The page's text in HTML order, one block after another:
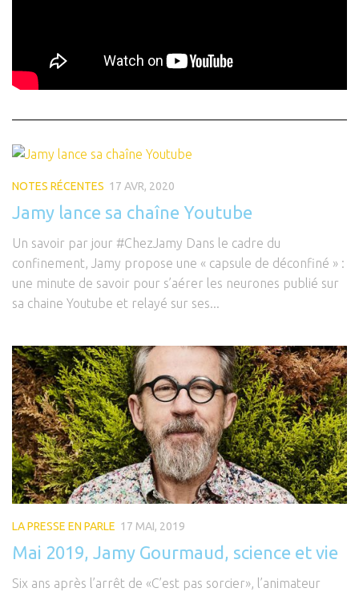
NOTES RÉCENTES 17 AVR, 2020
Jamy lance sa chaîne Youtube
Un savoir par jour #ChezJamy Dans le cadre du
confinement, Jamy propose une « capsule de déconfiné » :
une minute de savoir pour s’aérer les neurones publié sur
sa chaine Youtube et relayé sur ses...
LA PRESSE EN PARLE 17 MAI, 2019
Mai 2019, Jamy Gourmaud, science et vie
Six ans après l’arrêt de «C’est pas sorcier», l’animateur